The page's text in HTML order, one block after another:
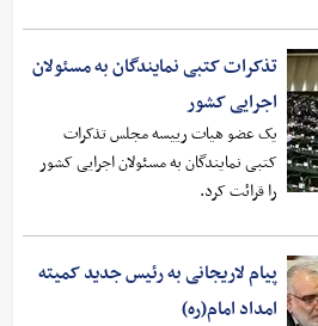
تذکرات کتبی نمایندگان به مسئولان
اجرایی کشور
یک عضو هیات رییسه مجلس تذکرات
کتبی نمایندگان به مسئولان اجرایی کشور
را قرائت کرد.
پیام لاریجانی به رئیس جدید کمیته
امداد امام(ره)